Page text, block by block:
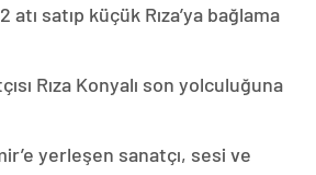
satıp küçük Rıza’ya bağlama
yerleşen sanatçı, sesi ve